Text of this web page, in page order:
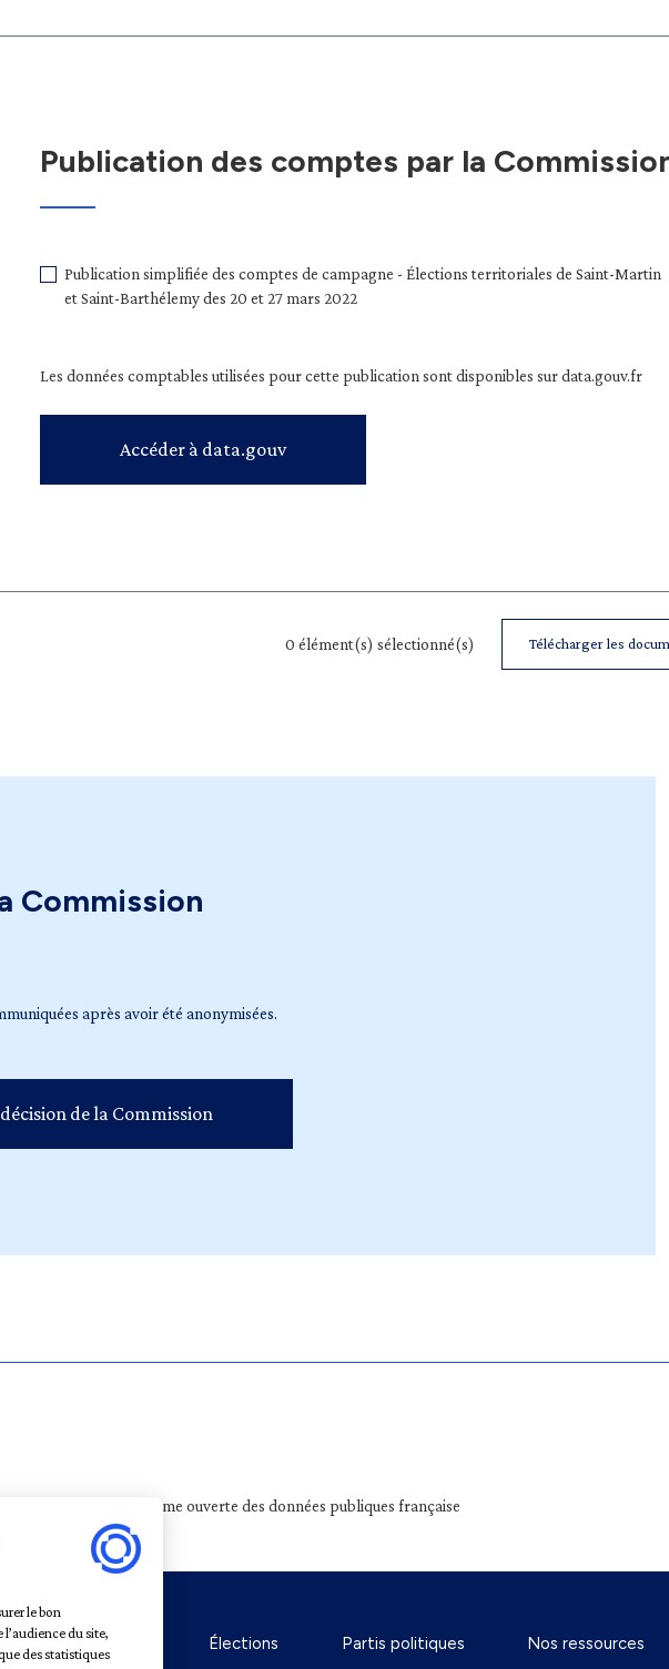
Publication des comptes par la
Publication simplifiée des comptes de campagne - Élections territoriales de Saint-Martin
et Saint-Barthélemy des 20 et 27 mars 2022
Les données comptables utilisées pour cette publication sont disponibles sur data.gouv.fr
Accéder à data.gouv
0 élément(s) sélectionné(s) Télécharger les
Commission
après avoir été anonymisées.
de la Commission
Plateforme ouverte des données publiques française
À propos Élections Partis politiques Nos ressources